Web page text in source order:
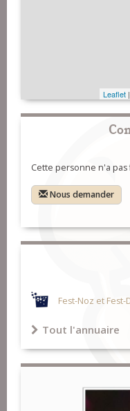
Leaflet
Cette personne n'a
Nous demander
Fest-Noz et Fest-
Tout l'annuaire